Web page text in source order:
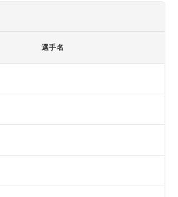
選手名